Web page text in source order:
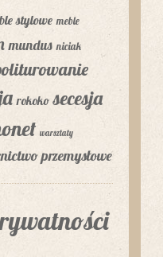
stylowe meble
mundus niciak
rokoko secesja
warsztaty
przemysłowe